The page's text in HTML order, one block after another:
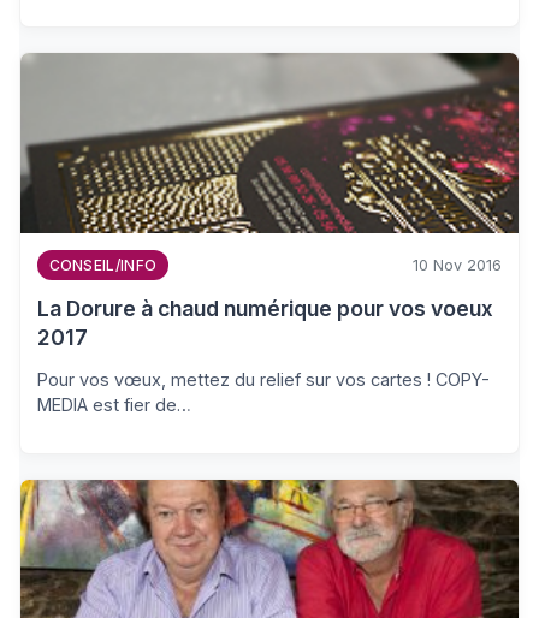
CONSEIL/INFO 10 Nov 2016
La Dorure à chaud numérique pour vos voeux
2017
Pour vos vœux, mettez du relief sur vos cartes ! COPY-
MEDIA est fier de…